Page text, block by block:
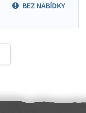
BEZ NABÍDKY